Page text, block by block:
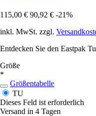
115,00 € 90,92 € -21%
inkl. MwSt. zzgl.
Entdecken Sie den Eastpak
Größe
*
Größentabelle
TU
Dieses Feld ist erforderlich
Versand in 4 Tagen